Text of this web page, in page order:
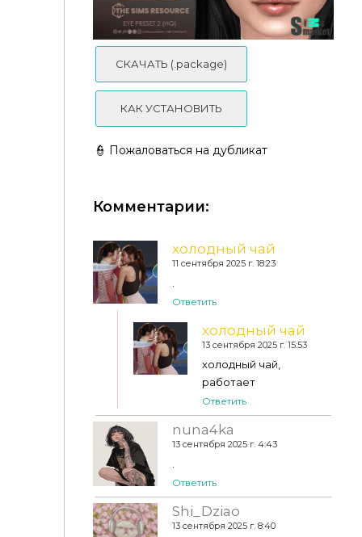
・┆✦ʚEunosims - Eye Presets 11-15 ɞ✦ ┆・
Caroll91 - Eye Preset 2
СКАЧАТЬ (.package)
КАК УСТАНОВИТЬ
👮 Пожаловаться на дубликат
Комментарии:
холодный чай
11 сентября 2025 г. 18:23
Ответить
холодный чай
13 сентября 2025 г. 15:53
холодный чай,
работает
Ответить
nuna4ka
13 сентября 2025 г. 4:43
Ответить
Shi_Dziao
13 сентября 2025 г. 8:40